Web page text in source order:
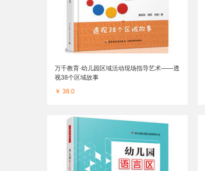
万千教育·幼儿园区域活动现场指导艺术——透
视38个区域故事
￥ 38.0